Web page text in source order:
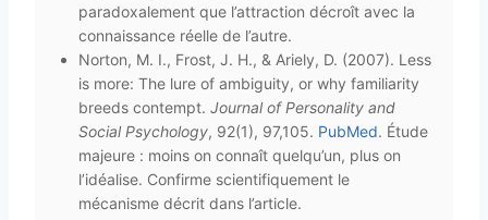
paradoxalement que l’attraction décroît avec la
connaissance réelle de l’autre.
Norton, M. I., Frost, J. H., & Ariely, D. (2007). Less
is more: The lure of ambiguity, or why familiarity
breeds contempt. Journal of Personality and
Social Psychology, 92(1), 97,105. PubMed. Étude
majeure : moins on connaît quelqu’un, plus on
l’idéalise. Confirme scientifiquement le
mécanisme décrit dans l’article.